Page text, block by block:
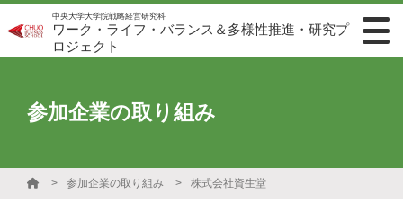
中央大学大学院戦略経営研究科
ワーク・ライフ・バランス＆多様性推進・研究プ
ロジェクト
参加企業の取り組み
参加企業の取り組み 株式会社資生堂